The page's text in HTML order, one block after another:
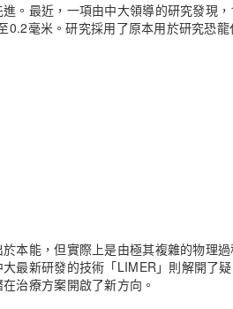
。最近，一項由中大領導的研究發現
毫米。研究採用了原本用於研究恐
本能，但實際上是由極其複雜的物理
最新研發的技術「LIMER」則解開了
治療方案開啟了新方向。